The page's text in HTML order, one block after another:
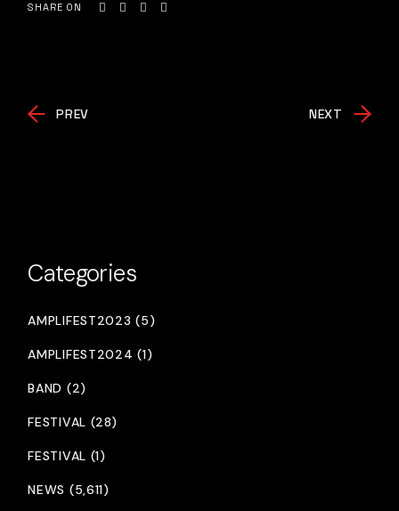
SHARE ON
PREV NEXT
Categories
AMPLIFEST2023 (5)
AMPLIFEST2024 (1)
BAND (2)
FESTIVAL (28)
FESTIVAL (1)
NEWS (5,611)